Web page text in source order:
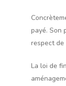
payé. Son
respect de
La loi de